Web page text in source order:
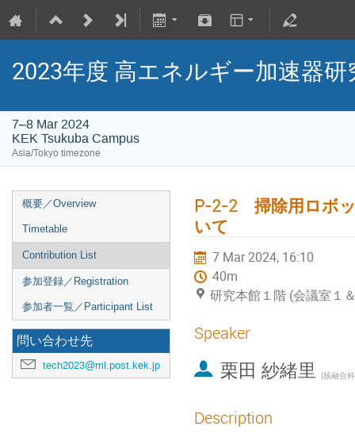
2023年度 高エネルギー加速器
7–8 Mar 2024
KEK Tsukuba Campus
Asia/Tokyo timezone
概要／Overview
Timetable
Contribution List
参加登録／Registration
参加者一覧／Participant List
問い合わせ先
tech2023@ml.post.kek.jp
P-2-2 掃除用ロボッ
いて
7 Mar 2024, 16:10
40m
研究本館１階 (会議室１
Speaker
栗田 紗緒里 (核融合科
Description